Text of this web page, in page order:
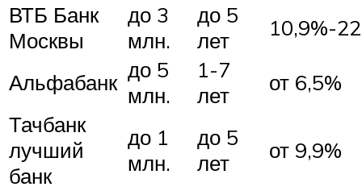
ВТБ Банк
Москвы
до 3
млн.
до 5
лет
10,9%-
Альфабанк до 5
млн.
1-7
лет
от 6,5%
Тачбанк
лучший
банк
до 1
млн.
до 5
лет
от 9,9%